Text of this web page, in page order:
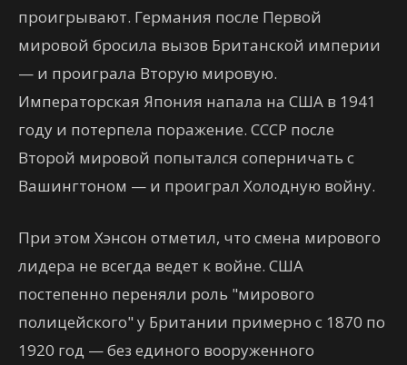
проигрывают. Германия после Первой
мировой бросила вызов Британской империи
— и проиграла Вторую мировую.
Императорская Япония напала на США в 1941
году и потерпела поражение. СССР после
Второй мировой попытался соперничать с
Вашингтоном — и проиграл Холодную войну.
При этом Хэнсон отметил, что смена мирового
лидера не всегда ведет к войне. США
постепенно переняли роль "мирового
полицейского" у Британии примерно с 1870 по
1920 год — без единого вооруженного